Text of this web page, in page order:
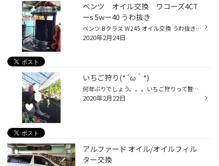
ベンツ オイル交換 ワコーズ4CT
ーs 5wー40 うわ抜き
ベンツ Bクラス W245 オイル交換 うわ抜き 今回 ベンツ Bクラス W245 のオイル交換です！ 使用オイルは、ワコーズ 4CTーS 5W40です！ うわ抜きでもしっかりオイルは抜けます！
2020年2月24日
いちご狩り(*´ω｀*)
何年ぶりでしょう。。。いちご狩りって贅沢でなかなか行けないですが。。。 今回、娘の誕生日という事で勢いでいちご狩りに行ってきました。 子供たちも大喜び( *´艸｀)こちらの農園さんは２種類のいちごが３０分食べ放題。 とはいえ張り切っていた小学生の娘は早々におなかいっぱいに・・・ 一番た...
2020年2月22日
アルファード オイル/オイルフィル
ター交換